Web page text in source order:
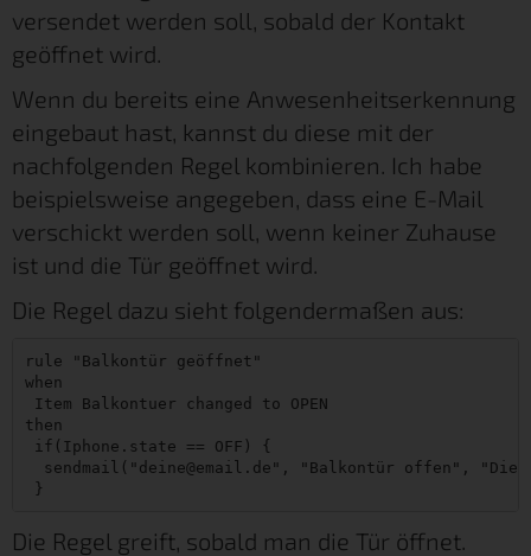
versendet werden soll, sobald der Kontakt
geöffnet wird.
Wenn du bereits eine Anwesenheitserkennung
eingebaut hast, kannst du diese mit der
nachfolgenden Regel kombinieren. Ich habe
beispielsweise angegeben, dass eine E-Mail
verschickt werden soll, wenn keiner Zuhause
ist und die Tür geöffnet wird.
Die Regel dazu sieht folgendermaßen aus:
rule "Balkontür geöffnet"
when
Item Balkontuer changed to OPEN
then
if(Iphone.state == OFF) {
sendmail("deine@email.de", "Balkontür offen", "Die
Die Regel greift, sobald man die Tür öffnet.